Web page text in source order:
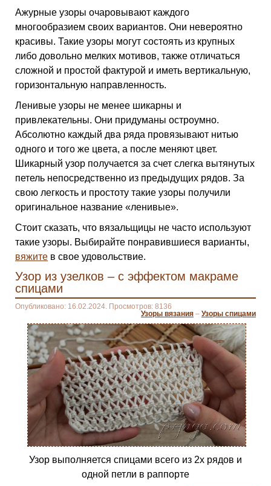
Ажурные узоры очаровывают каждого
многообразием своих вариантов. Они невероятно
красивы. Такие узоры могут состоять из крупных
либо довольно мелких мотивов, также отличаться
сложной и простой фактурой и иметь вертикальную,
горизонтальную направленность.
Ленивые узоры не менее шикарны и
привлекательны. Они придуманы остроумно.
Абсолютно каждый два ряда провязывают нитью
одного и того же цвета, а после меняют цвет.
Шикарный узор получается за счет слегка вытянутых
петель непосредственно из предыдущих рядов. За
свою легкость и простоту такие узоры получили
оригинальное название «ленивые».
Стоит сказать, что вязальщицы не часто используют
такие узоры. Выбирайте понравившиеся варианты,
вяжите в свое удовольствие.
Узор из узелков – с эффектом макраме
спицами
Опубликовано: 16.02.2024. Просмотров: 8136
Узоры вязания – Узоры спицами
Узор выполняется спицами всего из 2х рядов и
одной петли в раппорте